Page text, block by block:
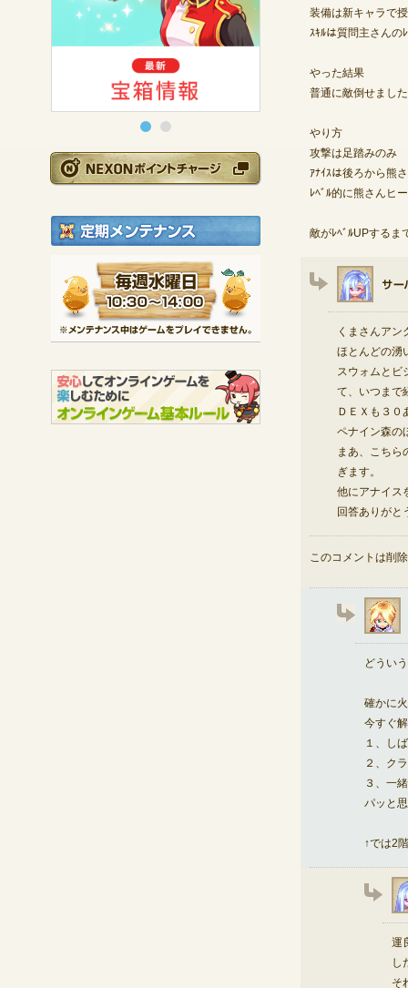
NEXONポイントチ
毎週水曜日 10:30
※メンテナンス中は
装備は新キャラで
ｽｷﾙは質問主さんの
やった結果
普通に敵倒せまし
やり方
攻撃は足踏みのみ
ｱﾅｲｽは後ろから熊
ﾚﾍﾞﾙ的に熊さんヒ
敵がﾚﾍﾞﾙUPするま
くまさんアン
ほとんどの湧
スウォムとビ
て、いつまで
ＤＥＸも３０
ペナイン森の
まあ、こちら
ぎます。
他にアナイス
回答ありがと
このコメントは削
どうい
確かに
今すぐ
１、し
２、ク
３、一
パッと
↑では2
運
し
そ